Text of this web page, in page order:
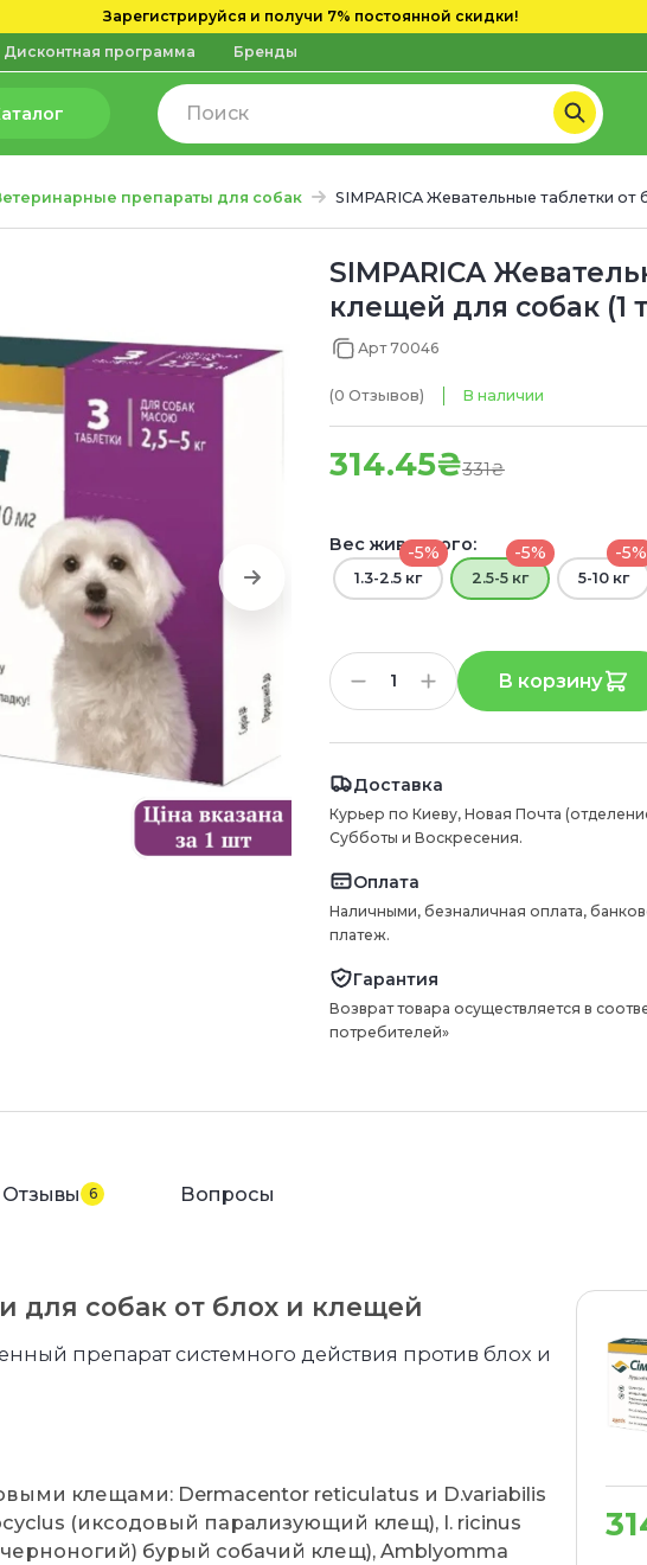
Зарегистрируйся и получи 7% постоянной скидки!
Дисконтная программа Бренды
препараты для собак SIMPARICA Жевательные таблетки от
SIMPARICA
клещей для собак (1
Арт 70046
(0 Отзывов) В наличии
314.45₴331₴
Вес животного:
-5%
1.3-2.5 кг
-5%
2.5-5 кг
-5%
5-10 кг
В корзину
Доставка
Курьер по Киеву, Новая Почта
Субботы и Воскресения.
Оплата
Наличными, безналичная оплата,
платеж.
Гарантия
Возврат товара осуществляется в
потребителей»
Отзывы 6 Вопросы
для собак от блох и клещей
препарат системного действия против блох и
клещами: Dermacentor reticulatus и D.variabilis
(иксодовый парализующий клещ), I. ricinus
бурый собачий клещ), Amblyomma